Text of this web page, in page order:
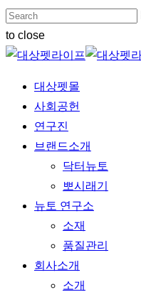
Skip
to
main
to close
Close
Menu 대상펫몰
사회공헌
연구진
브랜드소개
닥터뉴토
뽀시래기
뉴토 연구소
소재
품질관리
회사소개
소개